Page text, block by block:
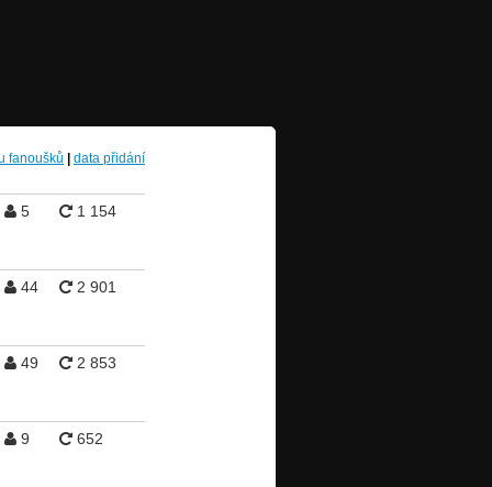
fanoušků data přidání
5 1 154
44 2 901
49 2 853
9 652